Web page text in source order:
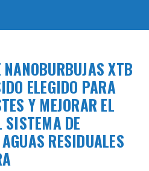
NANOBURBUJAS XTB
ELEGIDO PARA
Y MEJORAR EL
SISTEMA DE
RESIDUALES